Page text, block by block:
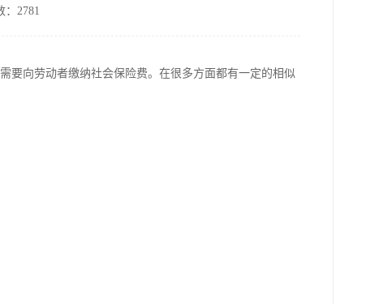
：2781
要向劳动者缴纳社会保险费。在很多方面都有一定的相似